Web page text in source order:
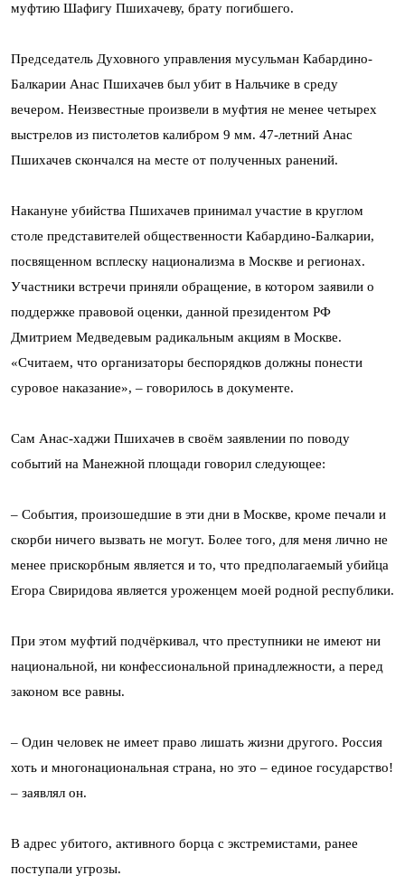
муфтию Шафигу Пшихачеву, брату погибшего.
Председатель Духовного управления мусульман Кабардино-
Балкарии Анас Пшихачев был убит в Нальчике в среду
вечером. Неизвестные произвели в муфтия не менее четырех
выстрелов из пистолетов калибром 9 мм. 47-летний Анас
Пшихачев скончался на месте от полученных ранений.
Накануне убийства Пшихачев принимал участие в круглом
столе представителей общественности Кабардино-Балкарии,
посвященном всплеску национализма в Москве и регионах.
Участники встречи приняли обращение, в котором заявили о
поддержке правовой оценки, данной президентом РФ
Дмитрием Медведевым радикальным акциям в Москве.
«Считаем, что организаторы беспорядков должны понести
суровое наказание», – говорилось в документе.
Сам Анас-хаджи Пшихачев в своём заявлении по поводу
событий на Манежной площади говорил следующее:
– События, произошедшие в эти дни в Москве, кроме печали и
скорби ничего вызвать не могут. Более того, для меня лично не
менее прискорбным является и то, что предполагаемый убийца
Егора Свиридова является уроженцем моей родной республики.
При этом муфтий подчёркивал, что преступники не имеют ни
национальной, ни конфессиональной принадлежности, а перед
законом все равны.
– Один человек не имеет право лишать жизни другого. Россия
хоть и многонациональная страна, но это – единое государство!
– заявлял он.
В адрес убитого, активного борца с экстремистами, ранее
поступали угрозы.